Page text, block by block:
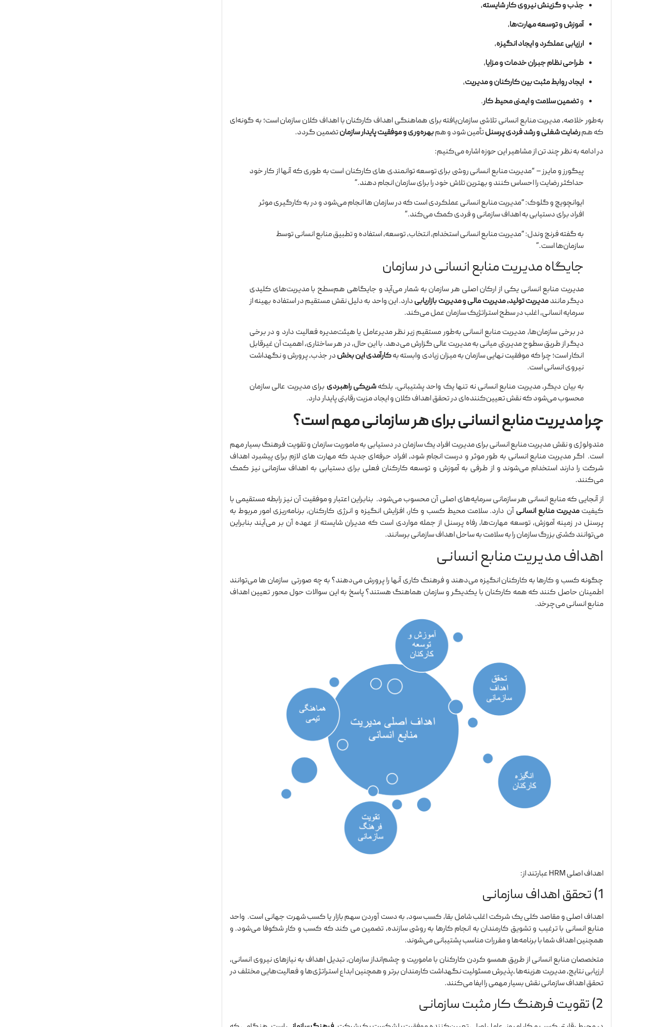
جذب و گزینش نیروی کار شایسته،
آموزش و توسعه مهارت‌ها،
ارزیابی عملکرد و ایجاد انگیزه،
طراحی نظام جبران خدمات و مزایا،
ایجاد روابط مثبت بین کارکنان و مدیریت،
وتضمین سلامت و ایمنی محیط کار.
به‌طور خلاصه، مدیریت منابع انسانی تلاشی سازمان‌یافته برای هماهنگی اهداف کارکنان با اهداف کلان سازمان است؛ به گونه‌ای
که همرضایت شغلی و رشد فردی پرسنلتأمین شود و همبهره‌وری و موفقیت پایدار سازمانتضمین گردد.
در ادامه به نظر چند تن از مشاهیر این حوزه اشاره می‌کنیم:
پیگورز و مایرز – “مدیریت منابع انسانی روشی برای توسعه توانمندی های کارکنان است به طوری که آنها از کار خود
حداکثر رضایت را احساس کنند و بهترین تلاش خود را برای سازمان انجام دهند.”
ایوانچویچ و گلوک: “مدیریت منابع انسانی عملکردی است که در سازمان ها انجام می‌شود و در به کارگیری موثر
افراد برای دستیابی به اهداف سازمانی و فردی کمک می‌کند.”
به گفته فرنچ وندل: “مدیریت منابع انسانی استخدام، انتخاب، توسعه، استفاده و تطبیق منابع انسانی توسط
سازمان‌ها است.”
جایگاه مدیریت منابع انسانی در سازمان
مدیریت منابع انسانی یکی از ارکان اصلی هر سازمان به شمار می‌آید و جایگاهی هم‌سطح با مدیریت‌های کلیدی
دیگر مانندمدیریت تولید، مدیریت مالی و مدیریت بازاریابیدارد. این واحد به دلیل نقش مستقیم در استفاده بهینه از
سرمایه انسانی، اغلب در سطح استراتژیک سازمان عمل می‌کند.
در برخی سازمان‌ها، مدیریت منابع انسانی به‌طور مستقیم زیر نظر مدیرعامل یا هیئت‌مدیره فعالیت دارد و در برخی
دیگر از طریق سطوح مدیریتی میانی به مدیریت عالی گزارش می‌دهد. با این حال، در هر ساختاری، اهمیت آن غیرقابل
انکار است؛ چرا که موفقیت نهایی سازمان به میزان زیادی وابسته بهکارآمدی این بخشدر جذب، پرورش و نگهداشت
نیروی انسانی است.
به بیان دیگر، مدیریت منابع انسانی نه تنها یک واحد پشتیبانی، بلکهشریکی راهبردی برای مدیریت عالی سازمان
محسوب می‌شود که نقش تعیین‌کننده‌ای در تحقق اهداف کلان و ایجاد مزیت رقابتی پایدار دارد.
چرا مدیریت منابع انسانی برای هر سازمانی مهم است؟
متدولوژی و نقش مدیریت منابع انسانی برای مدیریت افراد یک سازمان در دستیابی به ماموریت سازمان و تقویت فرهنگ بسیار مهم
است. اگر مدیریت منابع انسانی به طور موثر و درست انجام شود، افراد حرفه‌ای جدید که مهارت های لازم برای پیشبرد اهداف
شرکت را دارند استخدام می‌شوند و از طرفی به آموزش و توسعه کارکنان فعلی برای دستیابی به اهداف سازمانی نیز کمک
می‌کنند.
از آنجایی که منابع انسانی هر سازمانی سرمایه‌های اصلی آن محسوب می‌شود. بنابراین اعتبار و موفقیت آن نیز رابطه مستقیمی با
کیفیتمدیریت منابع انسانی آن دارد. سلامت محیط کسب و کار، افزایش انگیزه و انرژی کارکنان، برنامه‌ریزی امور مربوط به
پرسنل در زمینه آموزش، توسعه مهارت‌ها، رفاه پرسنل از جمله مواردی است که مدیران شایسته از عهده آن بر می‌آیند بنابراین
می‌توانند کشتی بزرگ سازمان را به سلامت به ساحل اهداف سازمانی برسانند.
اهداف مدیریت منابع انسانی
چگونه کسب و کارها به کارکنان انگیزه می‌دهند و فرهنگ کاری آنها را پرورش می‌دهند؟ به چه صورتی سازمان ها می‌توانند
اطمینان حاصل کنند که همه کارکنان با یکدیگر و سازمان هماهنگ هستند؟ پاسخ به این سوالات حول محور تعیین اهداف
منابع انسانی می‌چرخد.
اهداف اصلی HRM عبارتند از:
1) تحقق اهداف سازمانی
اهداف اصلی و مقاصد کلی یک شرکت اغلب شامل بقا، کسب سود، به دست آوردن سهم بازار یا کسب شهرت جهانی است. واحد
منابع انسانی با ترغیب و تشویق کارمندان به انجام کارها به روشی سازنده، تضمین می‌ کند که کسب و کار شکوفا می‌شود. و
همچنین اهداف شما با برنامه‌ها و مقررات مناسب پشتیبانی می‌شوند.
متخصصان منابع انسانی از طریق همسو کردن کارکنان با ماموریت و چشم‌انداز سازمان، تبدیل اهداف به نیازهای نیروی انسانی،
ارزیابی نتایج، مدیریت هزینه‌ها ،پذیرش مسئولیت نگهداشت کارمندان برتر و همچنین ابداع استراتژی‌ها و فعالیت‌هایی مختلف در
تحقق اهداف سازمانی نقش بسیار مهمی را ایفا می‌کنند.
2) تقویت فرهنگ کار مثبت سازمانی